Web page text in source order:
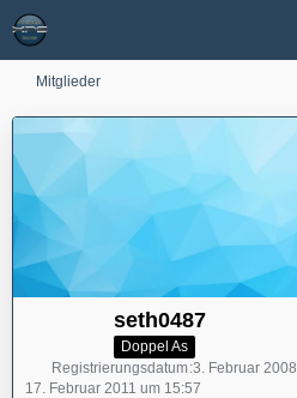
Mitglieder
seth0487
Doppel As
Registrierungsdatum 3. Februar 2008
17. Februar 2011 um 15:57